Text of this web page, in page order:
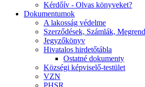
Kérdőív - Olvas könyveket?
Dokumentumok
A lakosság védelme
Szerződések, Számlák,
Jegyzőkönyv
Hivatalos hirdetőtábla
Ostatné dokumenty
Községi képviselő-testület
VZN
PHSR